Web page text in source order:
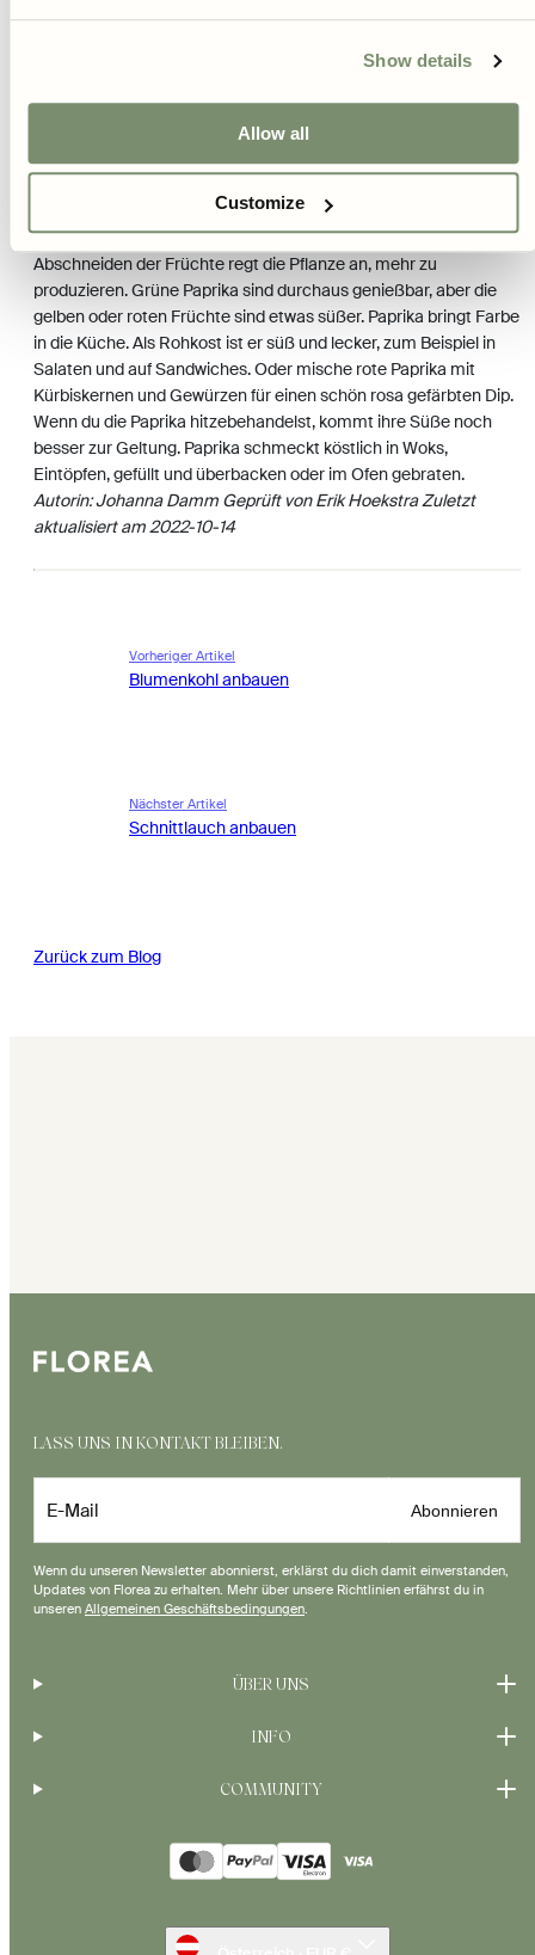
Show details
Allow all
Customize
Monaten wird die Paprika keine Früchte tragen, aber wenn der
entwickelten Wurzelsystem. So kommt sie richtig in Schwung für
PAPRIKA IN DER KÜCHE
botanisch gesehen eine Frucht ist, aber in der Küche als
Gemüse verwendet wird. Sie wird ab August geerntet. Das
Abschneiden der Früchte regt die Pflanze an, mehr zu
produzieren. Grüne Paprika sind durchaus genießbar, aber die
gelben oder roten Früchte sind etwas süßer. Paprika bringt Farbe
in die Küche. Als Rohkost ist er süß und lecker, zum Beispiel in
Salaten und auf Sandwiches. Oder mische rote Paprika mit
Kürbiskernen und Gewürzen für einen schön rosa gefärbten Dip.
Wenn du die Paprika hitzebehandelst, kommt ihre Süße noch
besser zur Geltung. Paprika schmeckt köstlich in Woks,
Eintöpfen, gefüllt und überbacken oder im Ofen gebraten.
Autorin:Johanna Damm Geprüft von Erik HoekstraZuletzt
aktualisiert am 2022-10-14
Vorheriger Artikel
Blumenkohl anbauen
Nächster Artikel
Schnittlauch anbauen
Zurück zum Blog
LASS UNS IN KONTAKT BLEIBEN.
E-Mail Abonnieren
Wenn du unseren Newsletter abonnierst, erklärst du dich damit einverstanden,
Updates von Florea zu erhalten. Mehr über unsere Richtlinien erfährst du in
unseren Allgemeinen Geschäftsbedingungen.
ÜBER UNS
INFO
COMMUNITY
Zahlungsarten